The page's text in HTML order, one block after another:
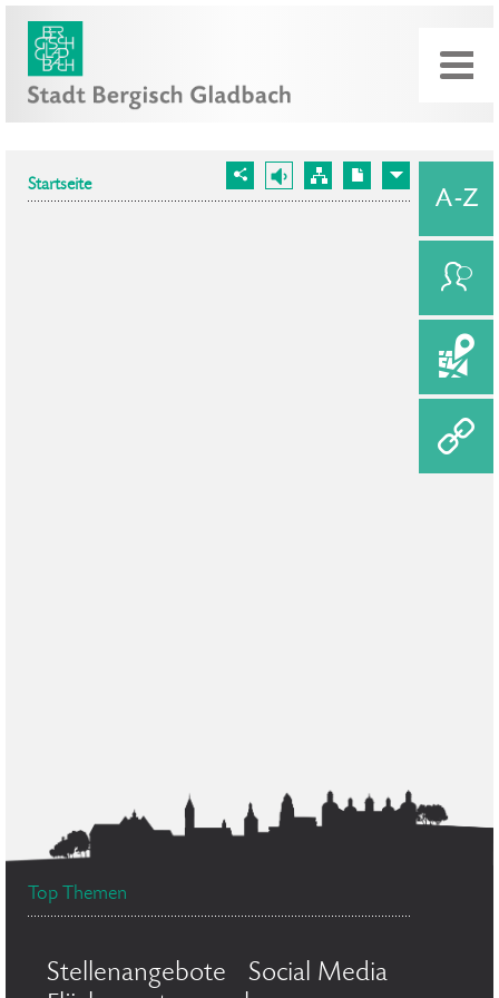
Startseite
Top Themen
Stellenangebote
Social Media